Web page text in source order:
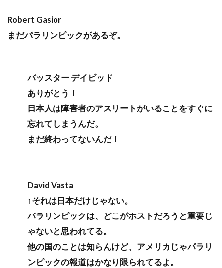
Robert Gasior
まだパラリンピックがあるぞ。
バッスター デイビッド
ありがとう！
日本人は障害者のアスリートがいることをすぐに
忘れてしまうんだ。
まだ終わってないんだ！
David Vasta
↑それは日本だけじゃない。
パラリンピックは、どこがホストだろうと重要じ
ゃないと思われてる。
他の国のことは知らんけど、アメリカじゃパラリ
ンピックの報道はかなり限られてるよ。